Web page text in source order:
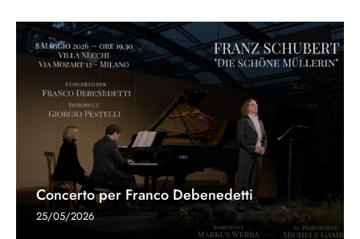
Concerto per Franco Debenedetti
25/05/2026